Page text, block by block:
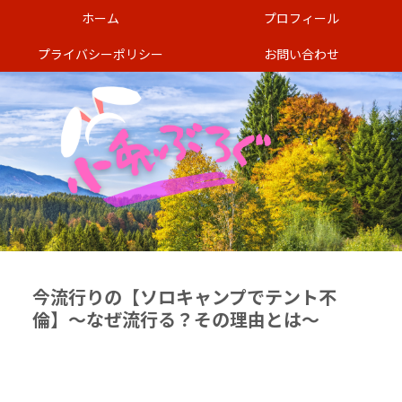
ホーム
プロフィール
プライバシーポリシー
お問い合わせ
今流行りの【ソロキャンプでテント不
倫】〜なぜ流行る？その理由とは〜